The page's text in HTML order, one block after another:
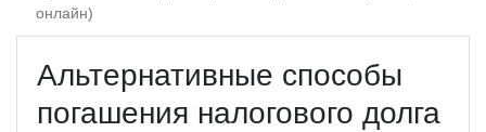
онлайн)
Альтернативные способы
погашения налогового долга